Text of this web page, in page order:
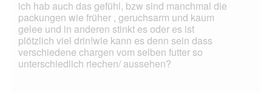
ich hab auch das gefühl, bzw sind manchmal die
packungen wie früher , geruchsarm und kaum
gelee und in anderen stinkt es oder es ist
plötzlich viel drin!wie kann es denn sein dass
verschiedene chargen vom selben futter so
unterschiedlich riechen/ aussehen?